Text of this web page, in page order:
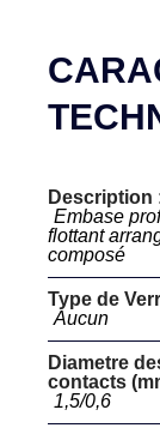
Description
Embase
flottant
composé
Type de
Aucun
Diametre
contacts
1,5/0,6